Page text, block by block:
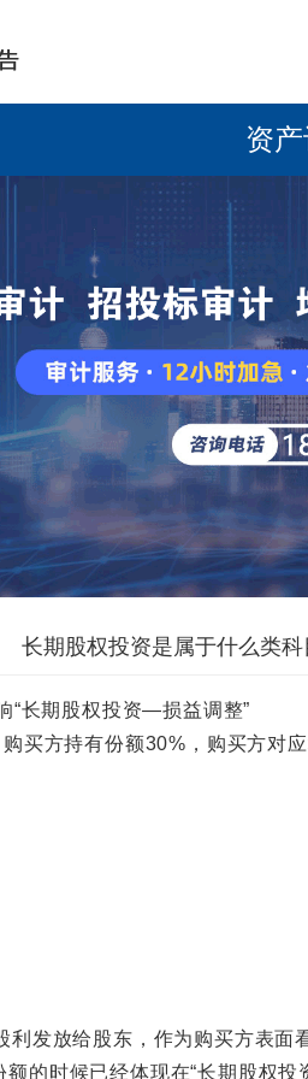
资
长期股权投资是属于什么类
长期股权投资—损益调整”
方持有份额30%，购买方对应
发放给股东，作为购买方表面
的时候已经体现在“长期股权